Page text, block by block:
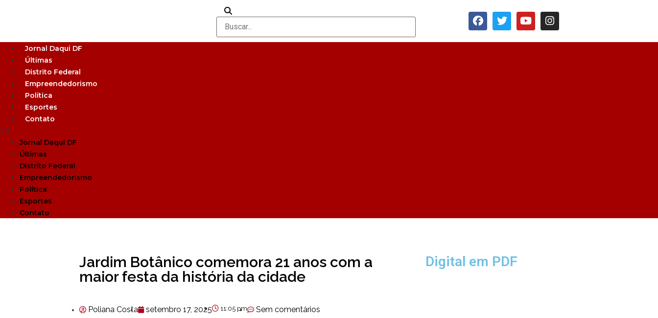
Jornal Daqui DF
Últimas
Distrito Federal
Empreendedorismo
Política
Esportes
Contato
Jornal Daqui DF
Últimas
Distrito Federal
Empreendedorismo
Política
Esportes
Contato
Jardim Botânico comemora 21 anos com a
maior festa da história da cidade
Poliana Costa setembro 17, 2025 11:05 pm Sem comentários
Digital em PDF